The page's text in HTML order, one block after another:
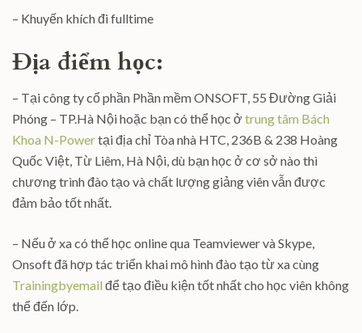
– Khuyến khích đi fulltime
Địa điểm học:
– Tại công ty cổ phần Phần mềm ONSOFT, 55 Đường Giải
Phóng – TP.Hà Nội hoặc bạn có thể học ở trung tâm Bách
Khoa N-Powertại địa chỉ Tòa nhà HTC, 236B & 238 Hoàng
Quốc Việt, Từ Liêm, Hà Nội, dù bạn học ở cơ sở nào thì
chương trình đào tạo và chất lượng giảng viên vẫn được
đảm bảo tốt nhất.
– Nếu ở xa có thể học online qua Teamviewer và Skype,
Onsoft đã hợp tác triển khai mô hình đào tạo từ xa cùng
Trainingbyemail để tạo điều kiện tốt nhất cho học viên không
thể đến lớp.